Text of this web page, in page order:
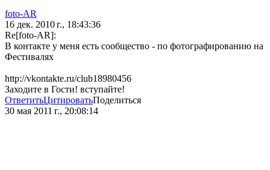
foto-AR
16 дек. 2010 г., 18:43:36
Re[foto-AR]:
В контакте у меня есть сообщество - по фотографированию на
Фестивалях
http://vkontakte.ru/club18980456
Заходите в Гости! вступайте!
ОтветитьЦитироватьПоделиться
30 мая 2011 г., 20:08:14